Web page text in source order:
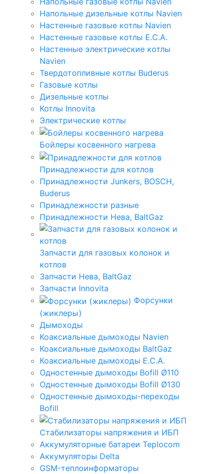
Напольные дизельные котлы Navien
Настенные газовые котлы Navien
Настенные газовые котлы E.C.A.
Настенные электрические котлы
Navien
Твердотопливные котлы Buderus
Газовые котлы
Дизельные котлы
Котлы Innovita
Электрические котлы
Бойлеры косвенного нагрева
Принадлежности для котлов
Принадлежности Junkers, BOSCH,
Buderus
Принадлежности разные
Принадлежности Нева, BaltGaz
Запчасти для газовых колонок и
котлов
Запчасти Нева, BaltGaz
Запчасти Innovita
Форсунки
(жиклеры)
Дымоходы
Коаксиальные дымоходы Navien
Коаксиальные дымоходы BaltGaz
Коаксиальные дымоходы E.C.A.
Одностенные дымоходы Bofill Ø110
Одностенные дымоходы Bofill Ø130
Одностенные дымоходы-переходы
Bofill
Стабилизаторы напряжения и ИБП
Аккумуляторные батареи Teplocom
Аккумуляторы Delta
GSM-теплоинформаторы